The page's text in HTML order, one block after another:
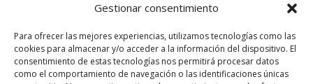
Gestionar consentimiento
Para ofrecer las mejores experiencias, utilizamos tecnologías como las
cookies para almacenar y/o acceder a la información del dispositivo. El
consentimiento de estas tecnologías nos permitirá procesar datos
como el comportamiento de navegación o las identificaciones únicas